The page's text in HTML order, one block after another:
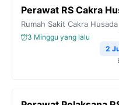
Perawat RS Cakra
Rumah Sakit Cakra Husada
3 Minggu yang lalu
2